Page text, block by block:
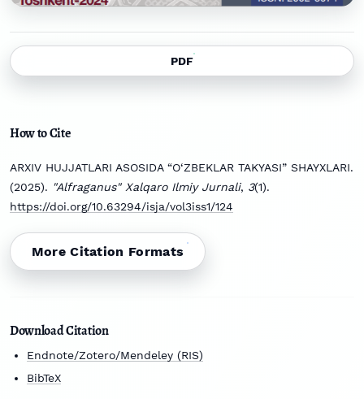
PDF
How to Cite
ARXIV HUJJATLARI ASOSIDA “O‘ZBEKLAR TAKYASI” SHAYXLARI.
(2025). "Alfraganus" Xalqaro Ilmiy Jurnali, 3(1).
https://doi.org/10.63294/isja/vol3iss1/124
More Citation Formats
Download Citation
Endnote/Zotero/Mendeley (RIS)
BibTeX